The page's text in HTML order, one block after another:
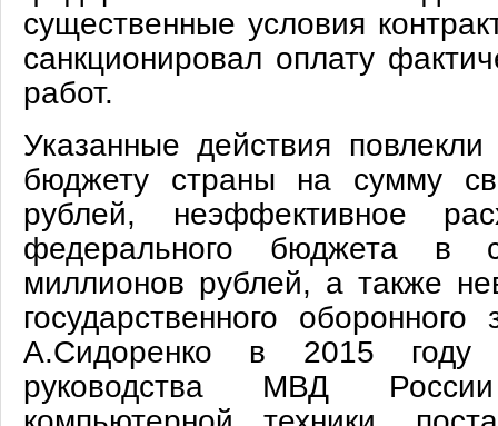
существенные условия
санкционировал оплату
работ.
Указанные действия
бюджету страны на сумму
рублей, неэффективное
федерального бюджета в
миллионов рублей, а также
государственного
А.Сидоренко в 2015 году
руководства МВД